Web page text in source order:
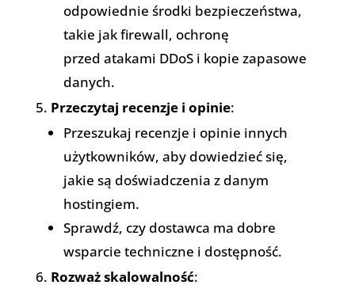
odpowiednie środki bezpieczeństwa,
takie jak firewall, ochronę
przed atakami DDoS i kopie zapasowe
danych.
Przeczytaj recenzje i opinie:
Przeszukaj recenzje i opinie innych
użytkowników, aby dowiedzieć się,
jakie są doświadczenia z danym
hostingiem.
Sprawdź, czy dostawca ma dobre
wsparcie techniczne i dostępność.
Rozważ skalowalność: